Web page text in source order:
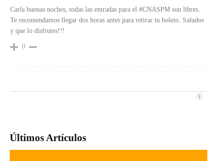
Carla buenas noches, todas las entradas para el #CNASPM son libres.
Te recomendamos llegar dos horas antes para retirar tu boleto. Saludos
y que lo disfrutes!!!
0
Últimos Artículos